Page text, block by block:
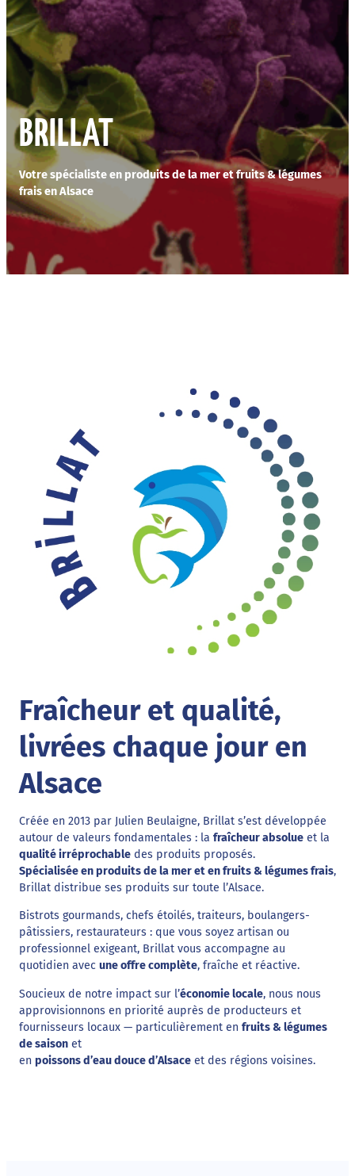
BRILLAT
Votre spécialiste en produits de la mer et fruits & légumes
frais en Alsace
Fraîcheur et qualité,
livrées chaque jour en
Alsace
Créée en 2013 par Julien Beulaigne, Brillat s’est développée
autour de valeurs fondamentales : la fraîcheur absolue et la
qualité irréprochable des produits proposés.
Spécialisée en produits de la mer et en fruits & légumes frais,
Brillat distribue ses produits sur toute l’Alsace.
Bistrots gourmands, chefs étoilés, traiteurs, boulangers-
pâtissiers, restaurateurs : que vous soyez artisan ou
professionnel exigeant, Brillat vous accompagne au
quotidien avec une offre complète, fraîche et réactive.
Soucieux de notre impact sur l’économie locale, nous nous
approvisionnons en priorité auprès de producteurs et
fournisseurs locaux — particulièrement en fruits & légumes
de saison et
en poissons d’eau douce d’Alsace et des régions voisines.